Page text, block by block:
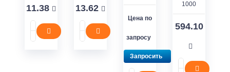
11.38 13.62
Цена по
запросу
Запросить
1000
594.10